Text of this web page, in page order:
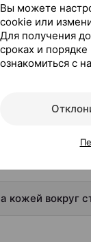
вокруг
стомы]
кожей вокруг
Вы можете
cookie или
Для получения
сроках и
ознакомиться с